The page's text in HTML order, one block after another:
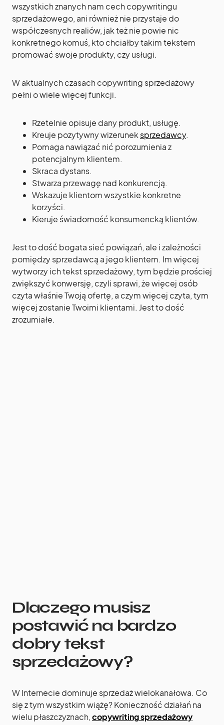
wszystkich znanych nam cech copywritingu
sprzedażowego, ani również nie przystaje do
współczesnych realiów, jak też nie powie nic
konkretnego komuś, kto chciałby takim tekstem
promować swoje produkty, czy usługi.
W aktualnych czasach copywriting sprzedażowy
pełni o wiele więcej funkcji.
Rzetelnie opisuje dany produkt, usługę.
Kreuje pozytywny wizeruneksprzedawcy.
Pomaga nawiązać nić porozumienia z
potencjalnym klientem.
Skraca dystans.
Stwarza przewagę nad konkurencją.
Wskazuje klientom wszystkie konkretne
korzyści.
Kieruje świadomość konsumencką klientów.
Jest to dość bogata sieć powiązań, ale i zależności
pomiędzy sprzedawcą a jego klientem. Im więcej
wytworzy ich tekst sprzedażowy, tym będzie prościej
zwiększyć konwersję, czyli sprawi, że więcej osób
czyta właśnie Twoją ofertę, a czym więcej czyta, tym
więcej zostanie Twoimi klientami. Jest to dość
zrozumiałe.
Dlaczego musisz
postawić na bardzo
dobry tekst
sprzedażowy?
W Internecie dominuje sprzedaż wielokanałowa. Co
się z tym wszystkim wiążę? Konieczność działań na
wielu płaszczyznach,copywritingsprzedażowy